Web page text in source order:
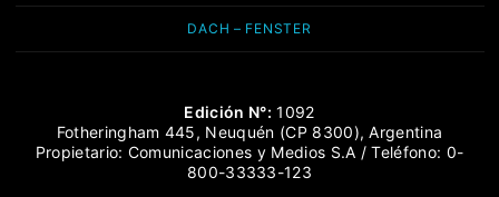
DACH – FENSTER
Edición N°: 1092
Fotheringham 445, Neuquén (CP 8300), Argentina
Propietario: Comunicaciones y Medios S.A / Teléfono: 0-
800-33333-123